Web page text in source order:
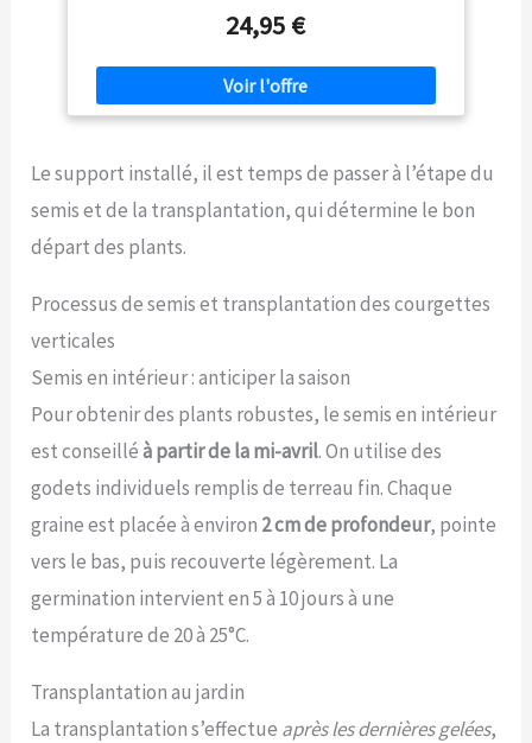
de jardin et d'intérieur ! UTILISATION POLYVALENTE :
utilisez les tuteurs stables comme support pour plantes
grimpantes ou créez avec un peu d'habileté artisanale
un brise-vue naturel pour le jardin, la terrasse ou le
balcon. Résistant aux intempéries et robuste : les tiges
extérieur toute l'année – durable, résistant et écologique
! Produit 100 % naturel : fabriqués en bambou non
traité, les tiges sont respectueuses de l'environnement et
biodégradables. Un choix durable pour tout jardinier
qui apprécie les matériaux naturels. Tailles flexibles :
105 cm, 120 cm ou 150 cm. Les bâtons de bambou sont
polyvalents et offrent le soutien idéal pour les plantes de
24,95 €
Le support installé, il est temps de passer à l’étape du
semis et de la transplantation, qui détermine le bon
départ des plants.
Processus de semis et transplantation des courgettes
verticales
Semis en intérieur : anticiper la saison
Pour obtenir des plants robustes, le semis en intérieur
est conseilléà partir de la mi-avril. On utilise des
godets individuels remplis de terreau fin. Chaque
graine est placée à environ 2 cm de profondeur, pointe
vers le bas, puis recouverte légèrement. La
germination intervient en 5 à 10 jours à une
température de 20 à 25°C.
Transplantation au jardin
La transplantation s’effectue après les dernières gelées,